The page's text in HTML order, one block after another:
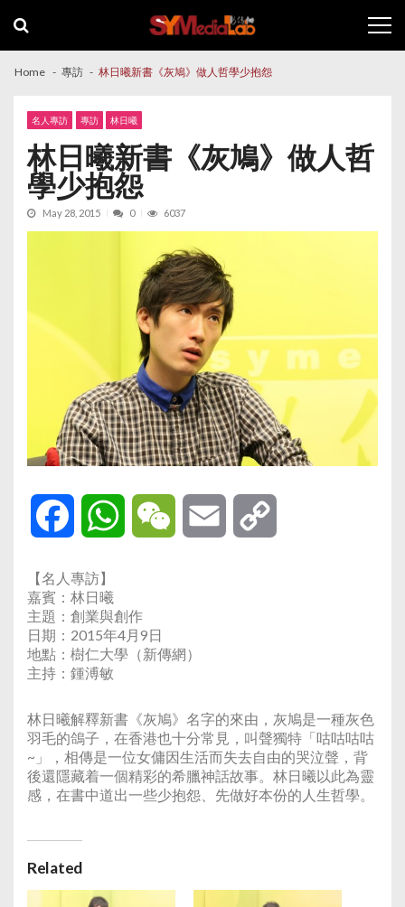
navigation
content
Home 專訪 林日曦新書《灰鳩》做人哲學少抱怨
名人專訪 專訪 林日曦
林日曦新書《灰鳩》做人哲
學少抱怨
May 28, 2015 0 6037
Facebook WhatsAppWeChat Email
【名人專訪】
嘉賓：林日曦
主題：創業與創作
日期：2015年4月9日
地點：樹仁大學（新傳網）
主持：鍾溥敏
林日曦解釋新書《灰鳩》名字的來由，灰鳩是一種灰色
羽毛的鴿子，在香港也十分常見，叫聲獨特「咕咕咕咕
~」，相傳是一位女傭因生活而失去自由的哭泣聲，背
後還隱藏着一個精彩的希臘神話故事。林日曦以此為靈
感，在書中道出一些少抱怨、先做好本份的人生哲學。
Related